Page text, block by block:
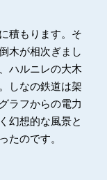
積もります。そ
木が相次ぎまし
ハルニレの大木
しなの鉄道は架
ラフからの電力
幻想的な風景と
たのです。